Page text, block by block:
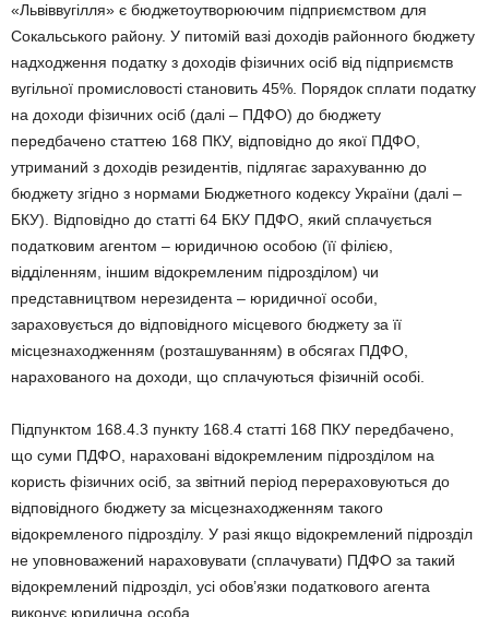
«Львіввугілля» є бюджетоутворюючим підприємством для
Сокальського району. У питомій вазі доходів районного бюджету
надходження податку з доходів фізичних осіб від підприємств
вугільної промисловості становить 45%. Порядок сплати податку
на доходи фізичних осіб (далі – ПДФО) до бюджету
передбачено статтею 168 ПКУ, відповідно до якої ПДФО,
утриманий з доходів резидентів, підлягає зарахуванню до
бюджету згідно з нормами Бюджетного кодексу України (далі –
БКУ). Відповідно до статті 64 БКУ ПДФО, який сплачується
податковим агентом – юридичною особою (її філією,
відділенням, іншим відокремленим підрозділом) чи
представництвом нерезидента – юридичної особи,
зараховується до відповідного місцевого бюджету за її
місцезнаходженням (розташуванням) в обсягах ПДФО,
нарахованого на доходи, що сплачуються фізичній особі.
Підпунктом 168.4.3 пункту 168.4 статті 168 ПКУ передбачено,
що суми ПДФО, нараховані відокремленим підрозділом на
користь фізичних осіб, за звітний період перераховуються до
відповідного бюджету за місцезнаходженням такого
відокремленого підрозділу. У разі якщо відокремлений підрозділ
не уповноважений нараховувати (сплачувати) ПДФО за такий
відокремлений підрозділ, усі обов’язки податкового агента
виконує юридична особа.